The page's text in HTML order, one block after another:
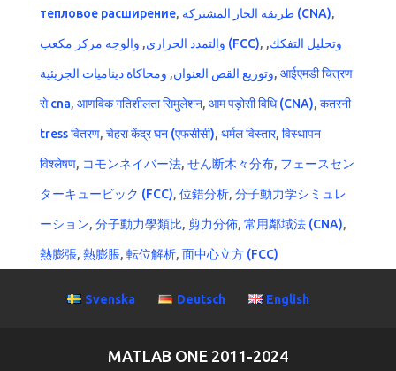
тепловое расширение, طريقه الجار المشتركة (CNA),
والتمدد الحراري, والوجه مركز مكعب (FCC), وتحليل التفكك,
وتوزيع القص العنوان, ومحاكاة ديناميات الجزيئية , आईएमडी चित्रण
से cna, आणविक गतिशीलता सिमुलेशन, आम पड़ोसी विधि (CNA), कतरनी
tress वितरण, चेहरा केंद्र घन (एफसीसी), थर्मल विस्तार, विस्थापन
विश्लेषण, コモンネイバー法, せん断木々分布, フェースセン
ターキュービック (FCC), 位錯分析, 分子動力学シミュレ
ーション, 分子動力學類比, 剪力分佈, 常用鄰域法 (CNA),
熱膨張, 熱膨脹, 転位解析, 面中心立方 (FCC)
Svenska Deutsch English
MATLAB ONE 2011-2024